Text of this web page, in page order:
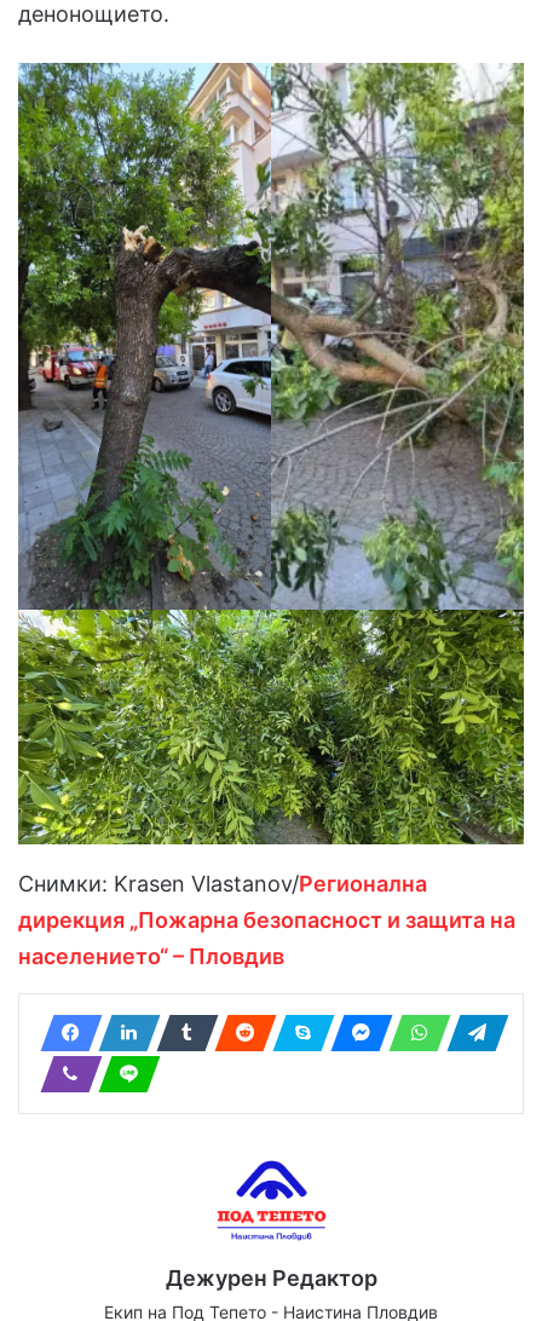
денонощието.
Снимки: Krasen Vlastanov/Регионална
дирекция „Пожарна безопасност и защита на
населението“ – Пловдив
Дежурен Редактор
Екип на Под Тепето - Наистина Пловдив